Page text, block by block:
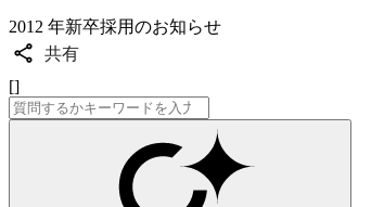
2012 年新卒採用のお知らせ
共有
[]